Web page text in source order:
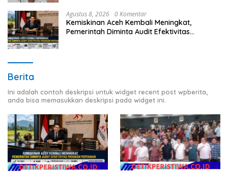
Agustus 8, 2026 0 Komentar
Kemiskinan Aceh Kembali Meningkat,
Pemerintah Diminta Audit Efektivitas
Berita
Ini adalah contoh deskripsi untuk widget recent post wpberita,
anda bisa memasukkan deskripsi pada widget ini.